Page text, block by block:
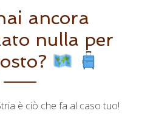
ancora
nulla per
è ciò che fa al caso tuo!